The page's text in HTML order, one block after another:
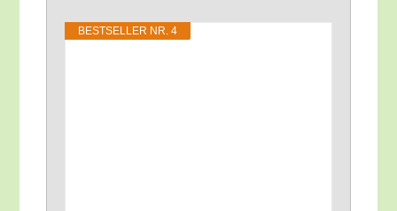
BEST­SEL­LER NR. 4